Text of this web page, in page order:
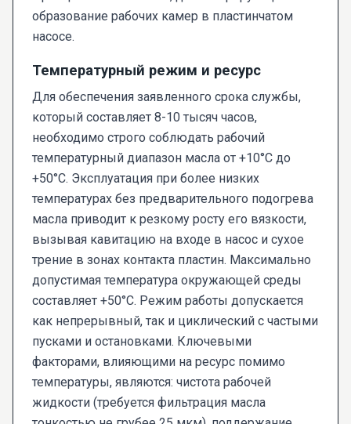
образование рабочих камер в пластинчатом
насосе.
Температурный режим и ресурс
Для обеспечения заявленного срока службы,
который составляет 8-10 тысяч часов,
необходимо строго соблюдать рабочий
температурный диапазон масла от +10°C до
+50°C. Эксплуатация при более низких
температурах без предварительного подогрева
масла приводит к резкому росту его вязкости,
вызывая кавитацию на входе в насос и сухое
трение в зонах контакта пластин. Максимально
допустимая температура окружающей среды
составляет +50°C. Режим работы допускается
как непрерывный, так и циклический с частыми
пусками и остановками. Ключевыми
факторами, влияющими на ресурс помимо
температуры, являются: чистота рабочей
жидкости (требуется фильтрация масла